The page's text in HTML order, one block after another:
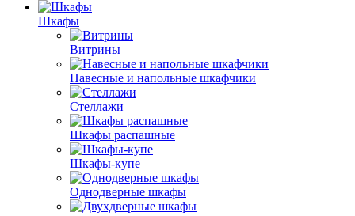
Шкафы
Витрины
Навесные и напольные шкафчики
Стеллажи
Шкафы распашные
Шкафы-купе
Однодверные шкафы